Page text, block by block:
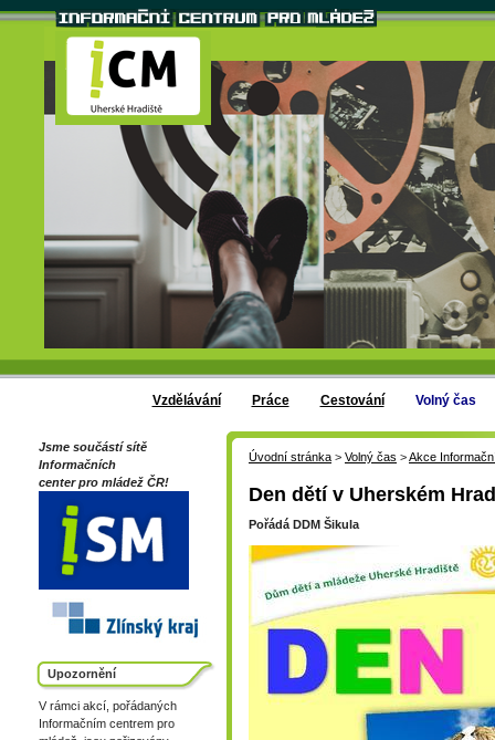
Vzdělávání Práce Cestování Volný čas
Jsme součástí sítě
Informačních
center pro mládež ČR!
Upozornění
V rámci akcí, pořádaných
Informačním centrem pro
Úvodní stránka > Volný čas >Akce
Den dětí v Uherském
Pořádá DDM Šikula